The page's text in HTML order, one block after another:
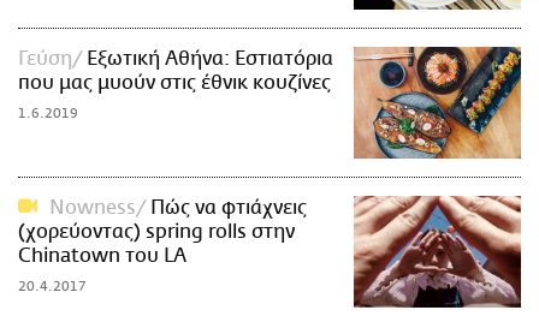
Γεύση
Εξωτική Αθήνα: Εστιατόρια
που μας μυούν στις έθνικ κουζίνες
1.6.2019
Nowness
Πώς να φτιάχνεις
(χορεύοντας) spring rolls στην
Chinatown του LA
20.4.2017